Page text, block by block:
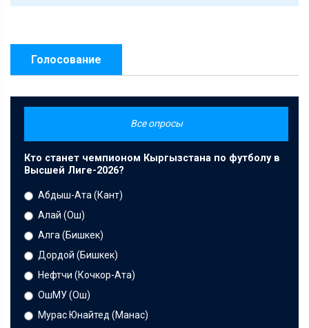
Голосование
Все опросы
Кто станет чемпионом Кыргызстана по футболу в
Высшей Лиге-2026?
Абдыш-Ата (Кант)
Алай (Ош)
Алга (Бишкек)
Дордой (Бишкек)
Нефтчи (Кочкор-Ата)
ОшМУ (Ош)
Мурас Юнайтед (Манас)